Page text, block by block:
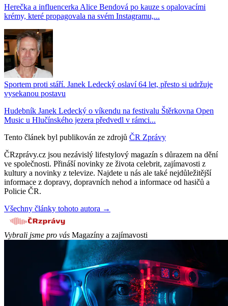
Herečka a influencerka Alice Bendová po kauze s opalovacími
krémy, které propagovala na svém Instagramu,...
Sportem proti stáří. Janek Ledecký oslaví 64 let, přesto si udržuje
vysekanou postavu
Hudebník Janek Ledecký o víkendu na festivalu Štěrkovna Open
Music u Hlučínského jezera předvedl v rámci...
Tento článek byl publikován ze zdrojů ČR Zprávy
ČRzprávy.cz jsou nezávislý lifestylový magazín s důrazem na dění
ve společnosti. Přináší novinky ze života celebrit, zajímavosti z
kultury a novinky z televize. Najdete u nás ale také nejdůležitější
informace z dopravy, dopravních nehod a informace od hasičů a
Policie ČR.
Všechny články tohoto autora →
Vybrali jsme pro vás Magazíny a zajímavosti